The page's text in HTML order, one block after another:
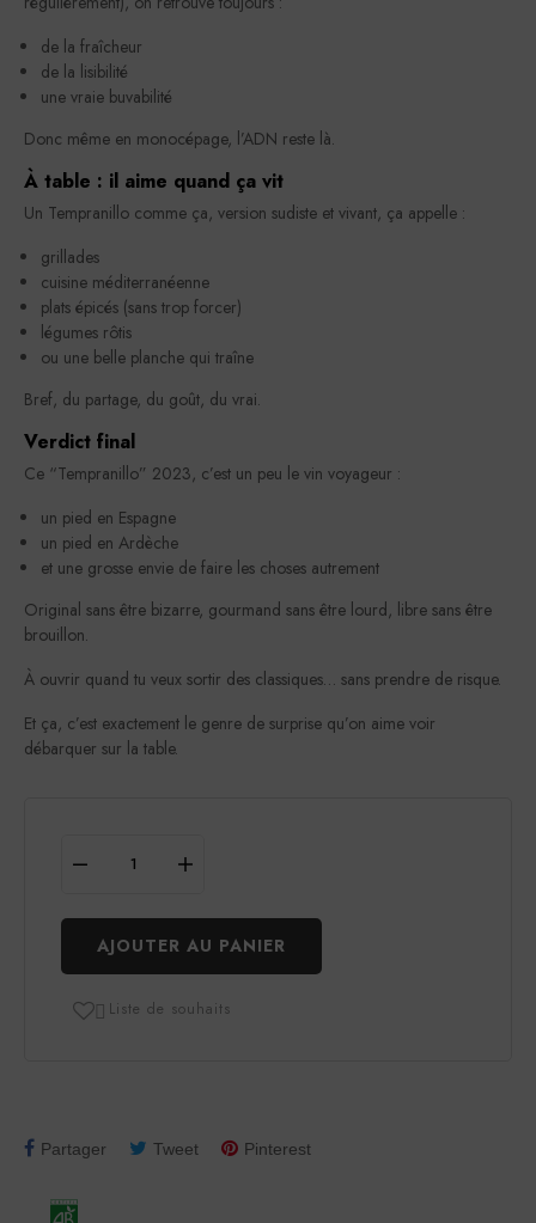
de la fraîcheur
de la lisibilité
une vraie buvabilité
Donc même en monocépage, l’ADN reste là.
À table : il aime quand ça vit
Un Tempranillo comme ça, version sudiste et vivant, ça appelle :
grillades
cuisine méditerranéenne
plats épicés (sans trop forcer)
légumes rôtis
ou une belle planche qui traîne
Bref, du partage, du goût, du vrai.
Verdict final
Ce “Tempranillo” 2023, c’est un peu le vin voyageur :
un pied en Espagne
un pied en Ardèche
et une grosse envie de faire les choses autrement
Original sans être bizarre, gourmand sans être lourd, libre sans être
brouillon.
À ouvrir quand tu veux sortir des classiques… sans prendre de risque.
Et ça, c’est exactement le genre de surprise qu’on aime voir
débarquer sur la table.
AJOUTER AU PANIER
 Liste de souhaits
Partager Tweet Pinterest